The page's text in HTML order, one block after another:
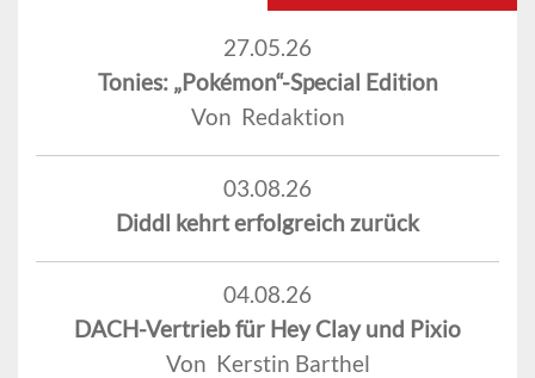
27.05.26
Tonies: „Pokémon“-Special Edition
Von Redaktion
03.08.26
Diddl kehrt erfolgreich zurück
04.08.26
DACH-Vertrieb für Hey Clay und Pixio
Von Kerstin Barthel